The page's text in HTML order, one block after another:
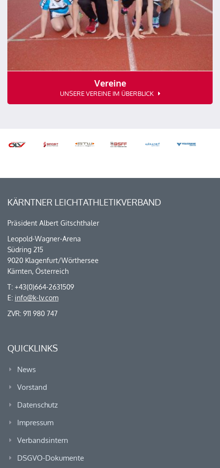
Vereine
UNSERE VEREINE IM ÜBERBLICK
KÄRNTNER LEICHTATHLETIKVERBAND
Präsident Albert Gitschthaler
Leopold-Wagner-Arena
Südring 215
9020 Klagenfurt/Wörthersee
Kärnten, Österreich
T: +43(0)664-2631509
E: info@k-lv.com
ZVR: 911 980 747
QUICKLINKS
News
Vorstand
Datenschutz
Impressum
Verbandsintern
DSGVO-Dokumente